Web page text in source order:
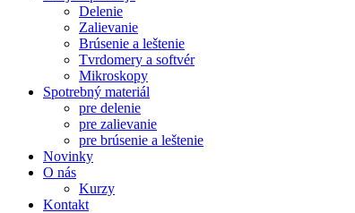
Delenie
Zalievanie
Brúsenie a leštenie
Tvrdomery a softvér
Mikroskopy
Spotrebný materiál
pre delenie
pre zalievanie
pre brúsenie a leštenie
Novinky
O nás
Kurzy
Kontakt